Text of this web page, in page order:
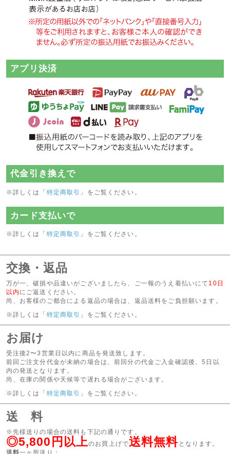
アプリ決済
代金引き換えで
※詳しくは「 特定商取引 」をご覧ください。
カード支払いで
※詳しくは「 特定商取引 」をご覧ください。
交換・返品
万が一、破損や品違いがございましたら、ご一報のうえ着払いにて 10日
以内 にご返送ください。
尚、お客様のご都合による返品の場合は、返品送料をご負担願います。
※詳しくは「 特定商取引 」をご覧ください。
お届け
受注後2〜3営業日以内に商品を発送致します。
前回ご注文分代金が未納の場合は、前回分の代金ご入金確認後、5日以
内の発送となります。
尚、在庫の関係や天候等で遅れる場合がございます。
※詳しくは「 特定商取引 」をご覧ください。
送 料
※先様送りの場合の送料も下記の通りです。
◎5,800円以上のお買上げで送料無料 となります。
送料一ヶ所送り：